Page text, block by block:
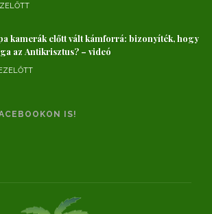
kamerák előtt vált kámforrá: bizonyíték, hogy
az Antikrisztus? – videó
IS!